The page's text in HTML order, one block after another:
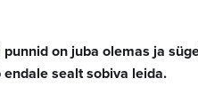
on juba olemas ja
endale sealt sobiva leida.